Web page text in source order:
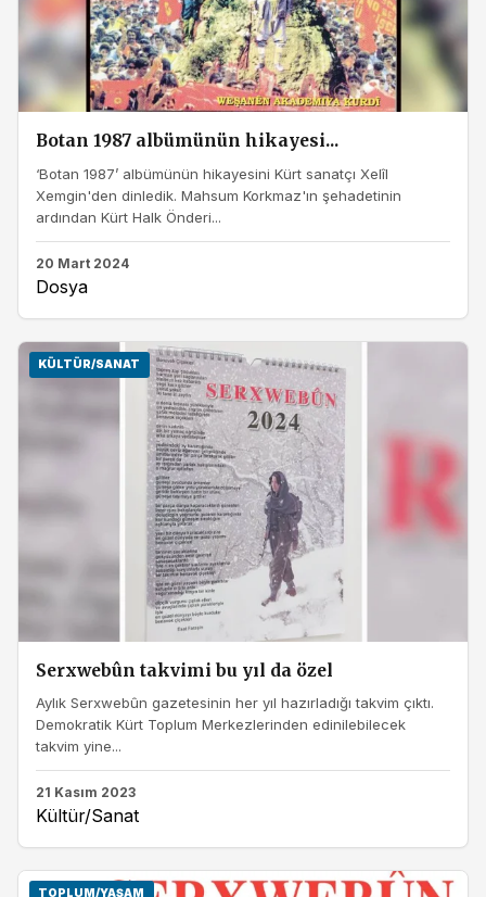
Botan 1987 albümünün hikayesi...
‘Botan 1987’ albümünün hikayesini Kürt sanatçı Xelîl
Xemgin'den dinledik. Mahsum Korkmaz'ın şehadetinin
ardından Kürt Halk Önderi...
20 Mart 2024
Dosya
KÜLTÜR/SANAT
Serxwebûn takvimi bu yıl da özel
Aylık Serxwebûn gazetesinin her yıl hazırladığı takvim çıktı.
Demokratik Kürt Toplum Merkezlerinden edinilebilecek
takvim yine...
21 Kasım 2023
Kültür/Sanat
TOPLUM/YAŞAM